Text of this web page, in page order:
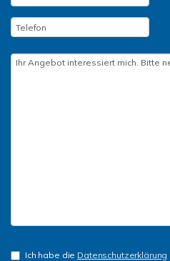
Ich habe die Datenschutzerklärung